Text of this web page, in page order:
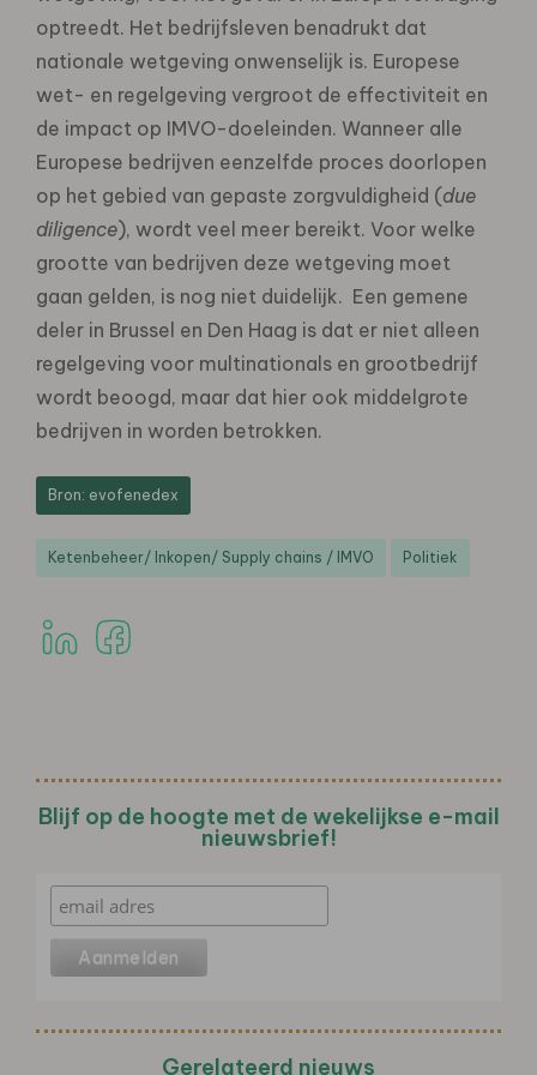
optreedt. Het bedrijfsleven benadrukt dat
nationale wetgeving onwenselijk is. Europese
wet- en regelgeving vergroot de effectiviteit en
de impact op IMVO-doeleinden. Wanneer alle
Europese bedrijven eenzelfde proces doorlopen
op het gebied van gepaste zorgvuldigheid (due
diligence), wordt veel meer bereikt. Voor welke
grootte van bedrijven deze wetgeving moet
gaan gelden, is nog niet duidelijk. Een gemene
deler in Brussel en Den Haag is dat er niet alleen
regelgeving voor multinationals en grootbedrijf
wordt beoogd, maar dat hier ook middelgrote
bedrijven in worden betrokken.
Bron: evofenedex
Ketenbeheer/ Inkopen/ Supply chains / IMVO Politiek
Blijf op de hoogte met de wekelijkse e-mail
nieuwsbrief!
Gerelateerd nieuws